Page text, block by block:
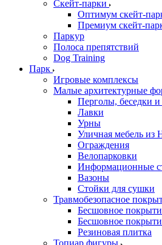
Скейт-парки
Оптимум скейт-
Премиум скейт-
Паркур
Полоса препятствий
Dog Training
Парк
Игровые комплексы
Малые архитектурные
Перголы, беседки и
Лавки
Урны
Уличная мебель из
Ограждения
Велопарковки
Информационные
Вазоны
Стойки для сушки
Травмобезопасное
Бесшовное
Бесшовное
Резиновая плитка
Топиар фигуры